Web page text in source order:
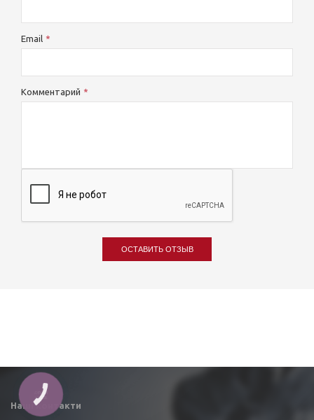
Email
Комментарий
ОСТАВИТЬ ОТЗЫВ
Наші контакти
КНОПКА
ЗВ'ЯЗКУ